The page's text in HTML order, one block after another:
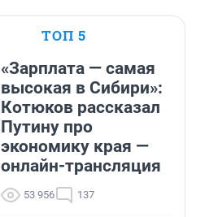
ТОП 5
«Зарплата — самая
высокая в Сибири»:
Котюков рассказал
Путину про
экономику края —
онлайн-трансляция
53 956 137